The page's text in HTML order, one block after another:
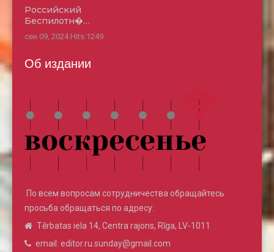
Российский
Беспилотн�…
сен 09, 2024 Hits:1249
Об издании
По всем вопросам сотрудничества обращайтесь
просьба обращаться по адресу:
Tērbatas iela 14, Centra rajons, Rīga, LV-1011
email: editor.ru.sunday@gmail.com